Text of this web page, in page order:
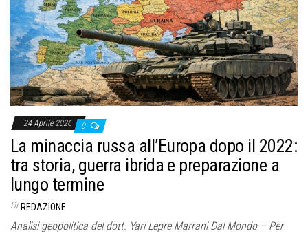
24 Aprile 2026 0
La minaccia russa all’Europa dopo il 2022:
tra storia, guerra ibrida e preparazione a
lungo termine
Di REDAZIONE
Analisi geopolitica del dott. Yari Lepre Marrani Dal Mondo – Per